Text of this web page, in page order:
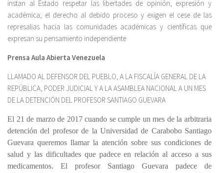
instan al Estado respetar las libertades de opinión, expresión y
académica; el derecho al debido proceso y exigen el cese de las
represalias hacia las comunidades académicas y científicas que
expresan su pensamiento independiente
Prensa Aula Abierta Venezuela
LLAMADO AL DEFENSOR DEL PUEBLO, A LA FISCALÍA GENERAL DE LA
REPÚBLICA, PODER JUDICIAL Y A LA ASAMBLEA NACIONAL A UN MES
DE LA DETENCIÓN DEL PROFESOR SANTIAGO GUEVARA
El 21 de marzo de 2017 cuando se cumple un mes de la arbitraria
detención del profesor de la Universidad de Carabobo Santiago
Guevara queremos llamar la atención sobre sus condiciones de
salud y las dificultades que padece en relación al acceso a sus
medicamentos. El profesor Santiago Guevara padece de